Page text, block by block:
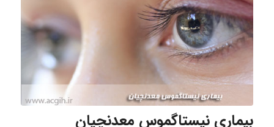
بیماری نیستاگموس معدنچیان